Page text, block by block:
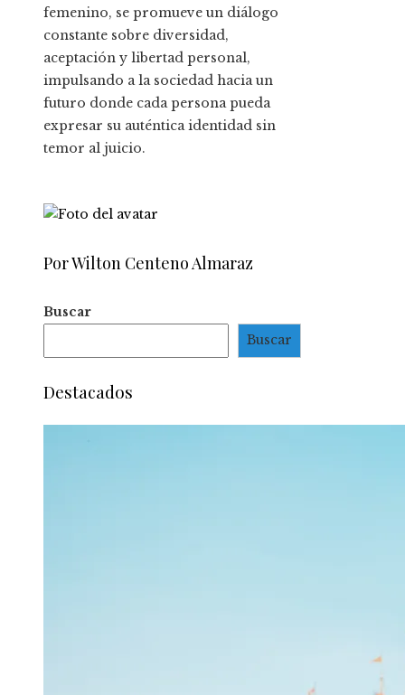
femenino, se promueve un diálogo
constante sobre diversidad,
aceptación y libertad personal,
impulsando a la sociedad hacia un
futuro donde cada persona pueda
expresar su auténtica identidad sin
temor al juicio.
Por Wilton Centeno Almaraz
Buscar
Buscar
Destacados